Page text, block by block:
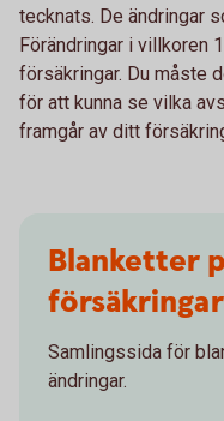
tecknats. De ändringar
Förändringar i villkoren
försäkringar. Du måste
för att kunna se vilka
framgår av ditt
Blanketter
försäkringar
Samlingssida för
ändringar.